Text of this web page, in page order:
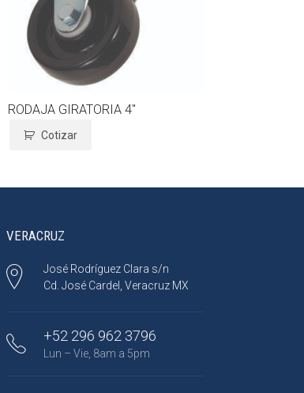
RODAJA GIRATORIA 4″
Cotizar
VERACRUZ
José Rodríguez Clara s/n
Cd. José Cardel, Veracruz MX
+52 296 962 3796
Lun – Vie, 8am a 5pm